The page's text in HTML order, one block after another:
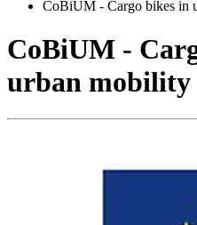
CoBiUM - Cargo bikes in
CoBiUM -
urban mobility